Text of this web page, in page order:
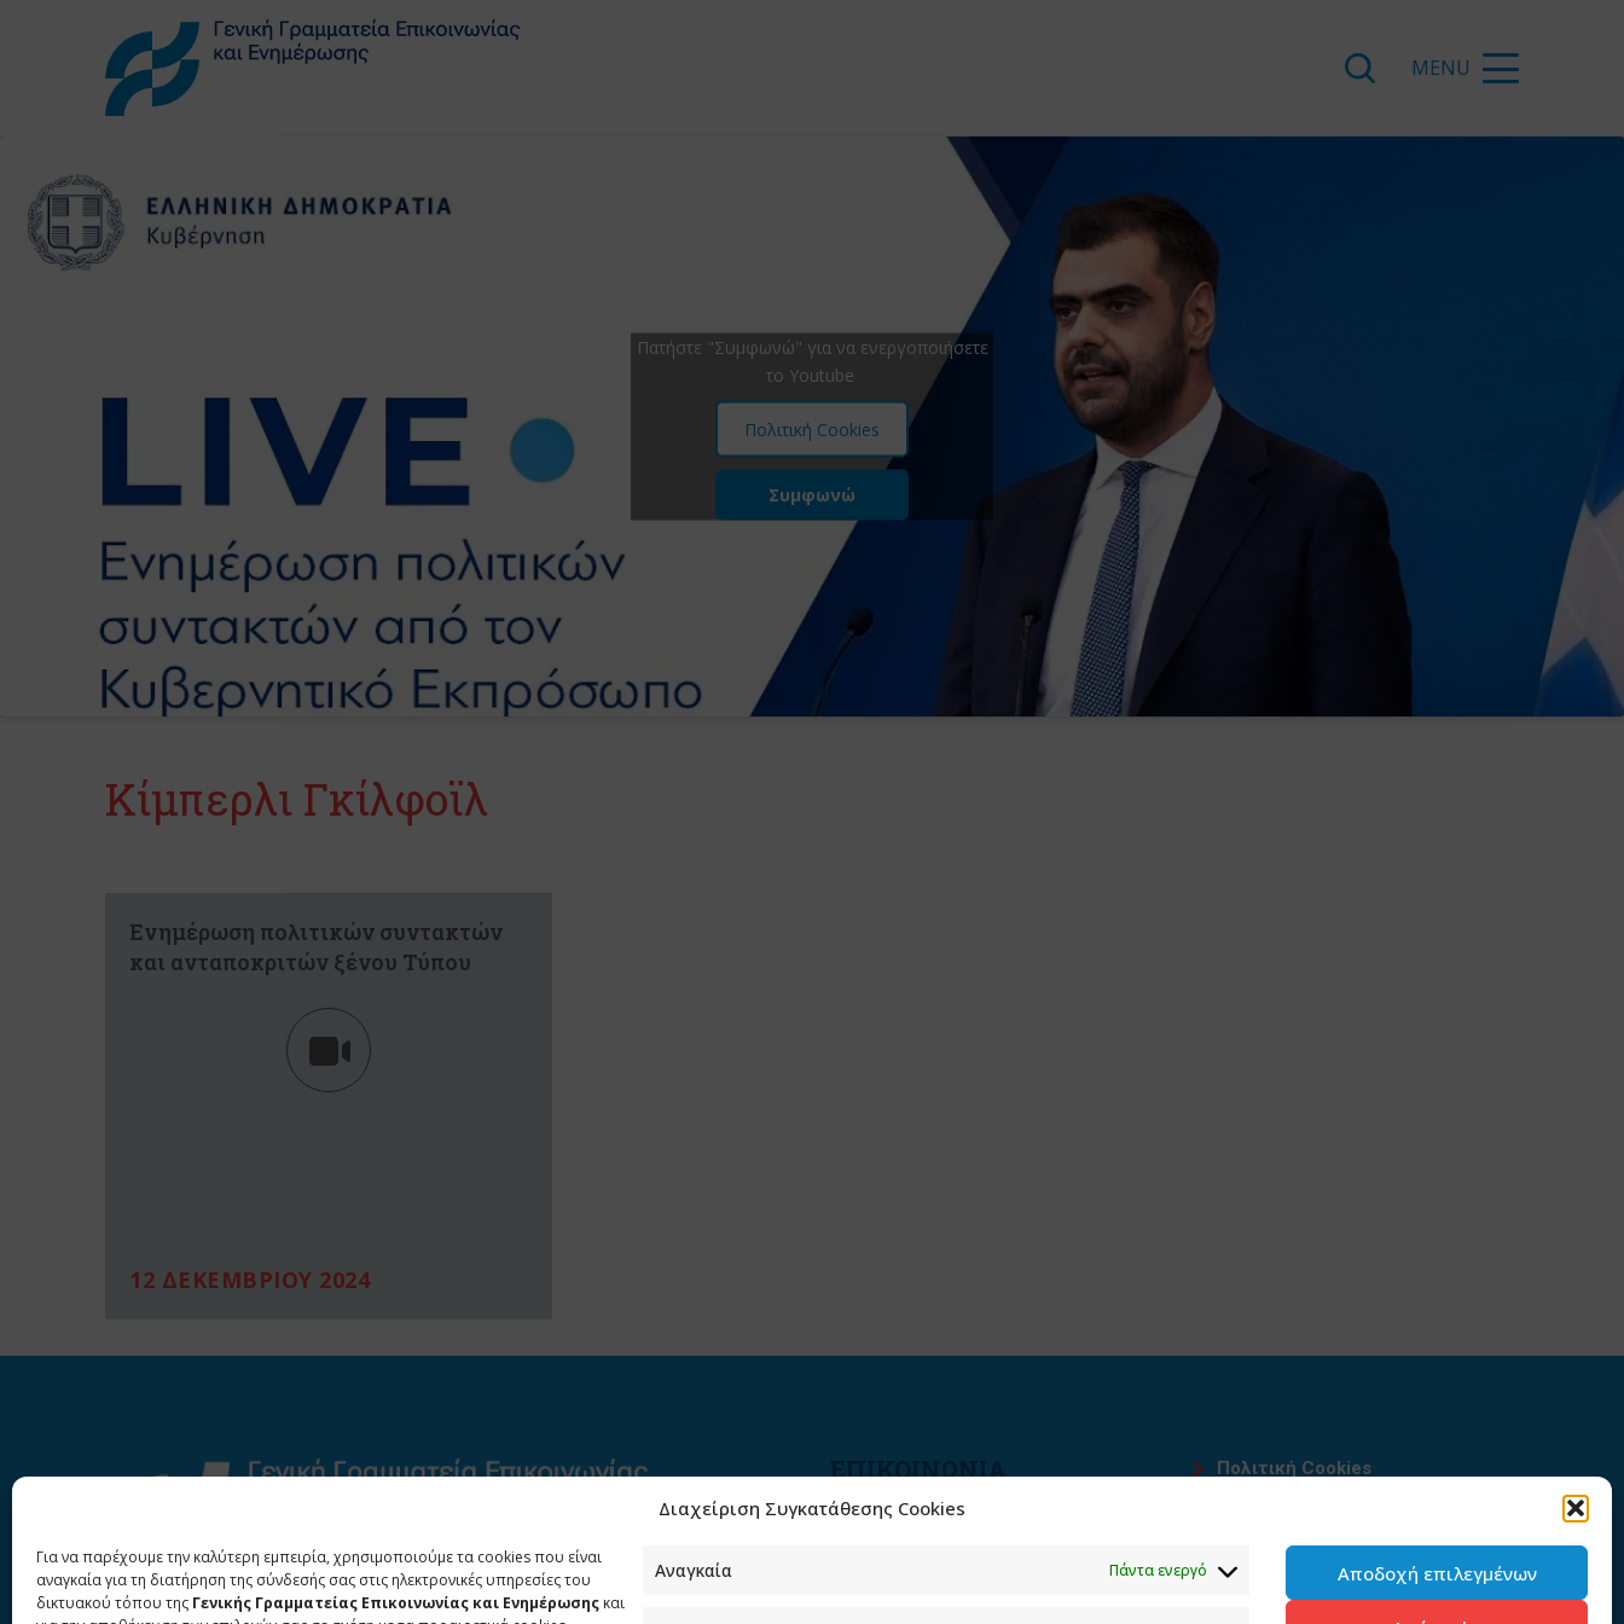
Διαχείριση Συγκατάθεσης Cookies
Για να παρέχουμε την καλύτερη εμπειρία, χρησιμοποιούμε τα cookies που είναι
αναγκαία για τη διατήρηση της σύνδεσής σας στις ηλεκτρονικές υπηρεσίες του
δικτυακού τόπου της Γενικής Γραμματείας Επικοινωνίας και Ενημέρωσης και
Αναγκαία Πάντα ενεργό Αποδοχή επιλεγμένων
Πατήστε "Συμφωνώ" για να ενεργοποιήσετε
το Youtube
Πολιτική Cookies
Συμφωνώ
Κίμπερλι Γκίλφοϊλ
Ενημέρωση πολιτικών συντακτών
και ανταποκριτών ξένου Τύπου
12 ΔΕΚΕΜΒΡΙΟΥ 2024
ΕΠΙΚΟΙΝΩΝΙΑ
Φραγκούδη 11 & Αλεξάνδρου
Πολιτική Cookies
Πολιτική προστασίας
προσωπικών δεδομένων του
παρόντος ιστότοπου